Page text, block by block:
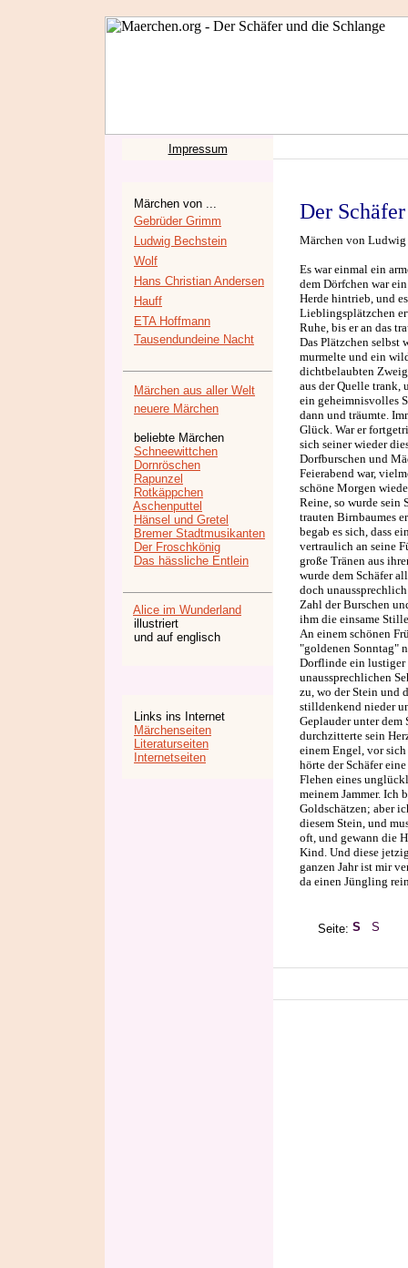
Impressum
Märchen von ...
Gebrüder Grimm
Ludwig Bechstein
Wolf
Hans Christian Andersen
Hauff
ETA Hoffmann
Tausendundeine Nacht
Märchen aus aller Welt
neuere Märchen
beliebte Märchen
Schneewittchen
Dornröschen
Rapunzel
Rotkäppchen
Aschenputtel
Hänsel und Gretel
Bremer Stadtmusikanten
Der Froschkönig
Das hässliche Entlein
Alice im Wunderland
illustriert
und auf englisch
Links ins Internet
Märchenseiten
Literaturseiten
Internetseiten
Der
Märchen von Ludwig
Es war einmal ein
dem Dörfchen war
Herde hintrieb, und
Lieblingsplätzchen
Ruhe, bis er an das
Das Plätzchen selbst
murmelte und ein
dichtbelaubten
aus der Quelle trank,
ein geheimnisvolles
dann und träumte.
Glück. War er
sich seiner wieder
Dorfburschen und
Feierabend war,
schöne Morgen
Reine, so wurde sein
trauten Birnbaumes
begab es sich, dass
vertraulich an seine
große Tränen aus
wurde dem Schäfer
doch
Zahl der Burschen
ihm die einsame
An einem schönen
"goldenen Sonntag"
Dorflinde ein lustiger
unaussprechlichen
zu, wo der Stein und
stilldenkend nieder
Geplauder unter
durchzitterte sein
einem Engel, vor
hörte der Schäfer
Flehen eines
meinem Jammer. Ich
Goldschätzen; aber
diesem Stein, und
oft, und gewann die
Kind. Und diese
ganzen Jahr ist mir
da einen Jüngling
Seite: